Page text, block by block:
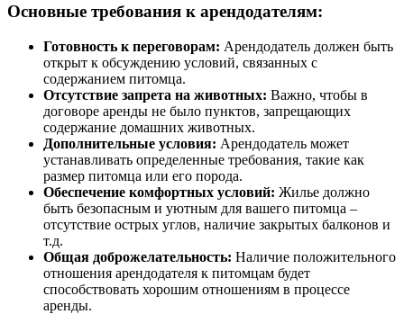
Основные требования к арендодателям:
Готовность к переговорам: Арендодатель должен быть
открыт к обсуждению условий, связанных с
содержанием питомца.
Отсутствие запрета на животных: Важно, чтобы в
договоре аренды не было пунктов, запрещающих
содержание домашних животных.
Дополнительные условия: Арендодатель может
устанавливать определенные требования, такие как
размер питомца или его порода.
Обеспечение комфортных условий: Жилье должно
быть безопасным и уютным для вашего питомца –
отсутствие острых углов, наличие закрытых балконов и
т.д.
Общая доброжелательность: Наличие положительного
отношения арендодателя к питомцам будет
способствовать хорошим отношениям в процессе
аренды.